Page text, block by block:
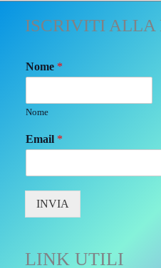
ISCRIVITI ALLA
Nome *
Nome
Email *
INVIA
LINK UTILI